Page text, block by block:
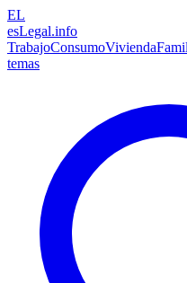
EL
esLegal.info
TrabajoConsumoVivienda
temas